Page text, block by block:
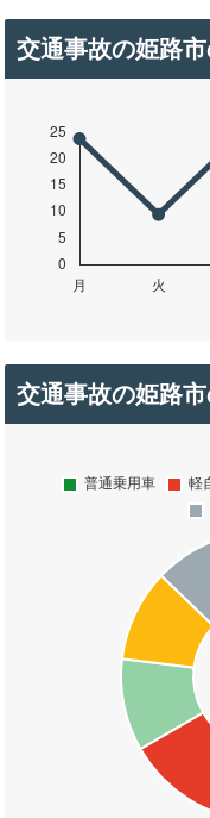
交通事故の姫路
交通事故の姫路